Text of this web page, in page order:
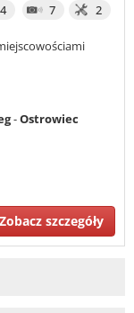
7 2
-Ostrowiec
Zobacz szczegóły